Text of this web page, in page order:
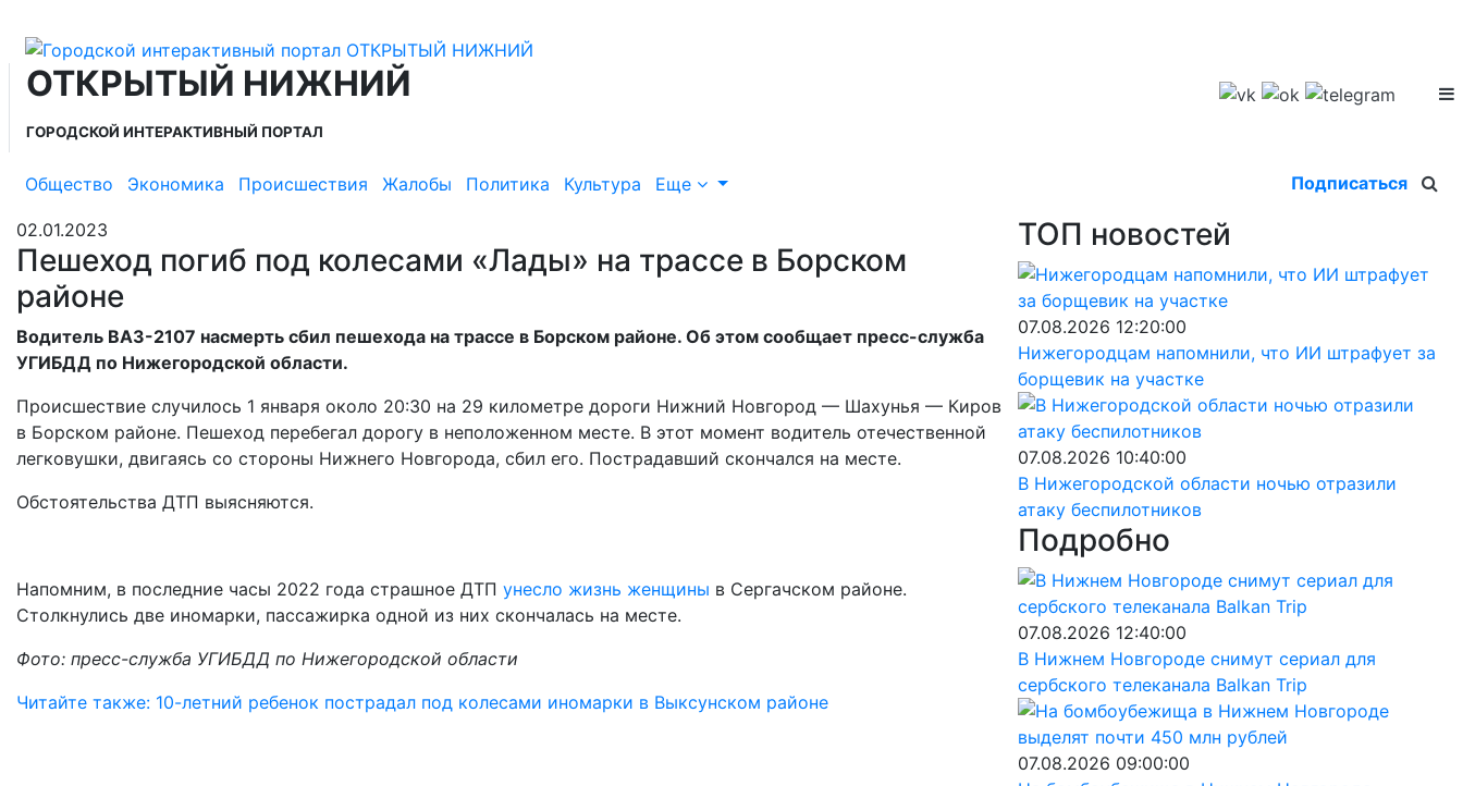
ОТКРЫТЫЙ НИЖНИЙ
ГОРОДСКОЙ ИНТЕРАКТИВНЫЙ ПОРТАЛ
Общество Экономика Происшествия Жалобы Политика Культура Еще Подписаться
02.01.2023
Пешеход погиб под колесами «Лады» на трассе в Борском
районе
Водитель ВАЗ-2107 насмерть сбил пешехода на трассе в Борском районе. Об этом сообщает пресс-служба
УГИБДД по Нижегородской области.
Происшествие случилось 1 января около 20:30 на 29 километре дороги Нижний Новгород — Шахунья — Киров
в Борском районе. Пешеход перебегал дорогу в неположенном месте. В этот момент водитель отечественной
легковушки, двигаясь со стороны Нижнего Новгорода, сбил его. Пострадавший скончался на месте.
Обстоятельства ДТП выясняются.
Напомним, в последние часы 2022 года страшное ДТП унесло жизнь женщины в Сергачском районе.
Столкнулись две иномарки, пассажирка одной из них скончалась на месте.
Фото: пресс-служба УГИБДД по Нижегородской области
Читайте также: 10-летний ребенок пострадал под колесами иномарки в Выксунском районе
ТОП новостей
07.08.2026 12:20:00
Нижегородцам напомнили, что ИИ штрафует за
борщевик на участке
07.08.2026 10:40:00
В Нижегородской области ночью отразили
атаку беспилотников
Подробно
07.08.2026 12:40:00
В Нижнем Новгороде снимут сериал для
сербского телеканала Balkan Trip
07.08.2026 09:00:00